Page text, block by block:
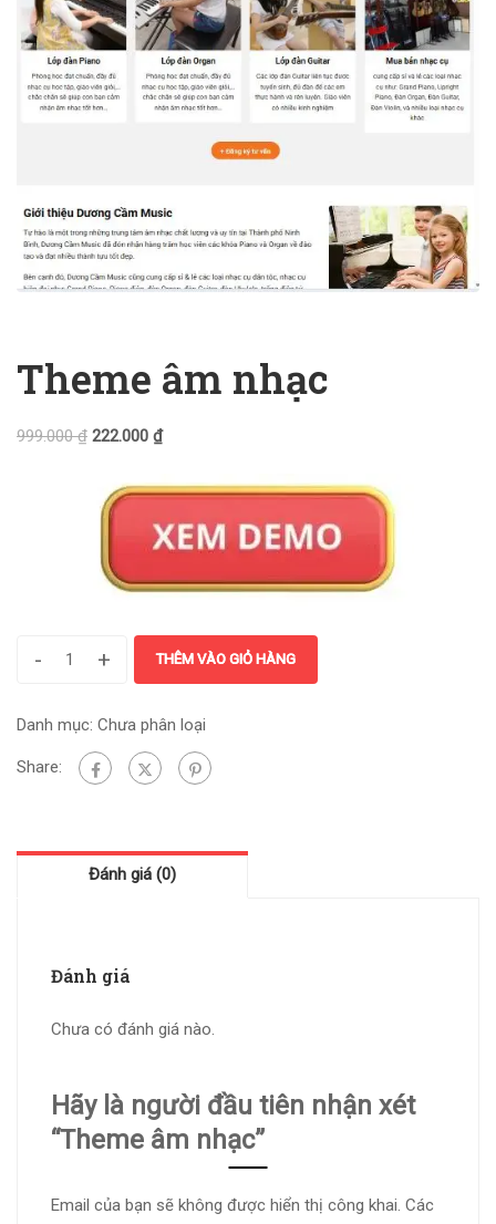
Theme âm nhạc
999.000₫ 222.000 ₫
- + THÊM VÀO GIỎ HÀNG
Danh mục: Chưa phân loại
Share:
Đánh giá (0)
Đánh giá
Chưa có đánh giá nào.
Hãy là người đầu tiên nhận xét
“Theme âm nhạc”
Email của bạn sẽ không được hiển thị công khai. Các